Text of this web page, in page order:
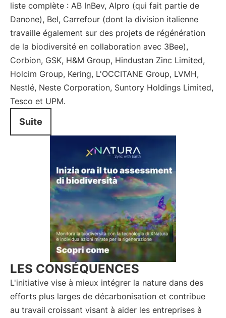
liste complète : AB InBev, Alpro (qui fait partie de
Danone), Bel, Carrefour (dont la division italienne
travaille également sur des projets de régénération
de la biodiversité en collaboration avec 3Bee),
Corbion, GSK, H&M Group, Hindustan Zinc Limited,
Holcim Group, Kering, L'OCCITANE Group, LVMH,
Nestlé, Neste Corporation, Suntory Holdings Limited,
Tesco et UPM.
Suite
LES CONSÉQUENCES
L'initiative vise à mieux intégrer la nature dans des
efforts plus larges de décarbonisation et contribue
au travail croissant visant à aider les entreprises à